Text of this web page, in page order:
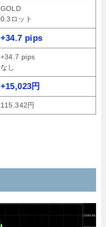
GOLD
0.3ロット
+34.7 pips
+34.7 pips
なし
+15,023円
115,342円